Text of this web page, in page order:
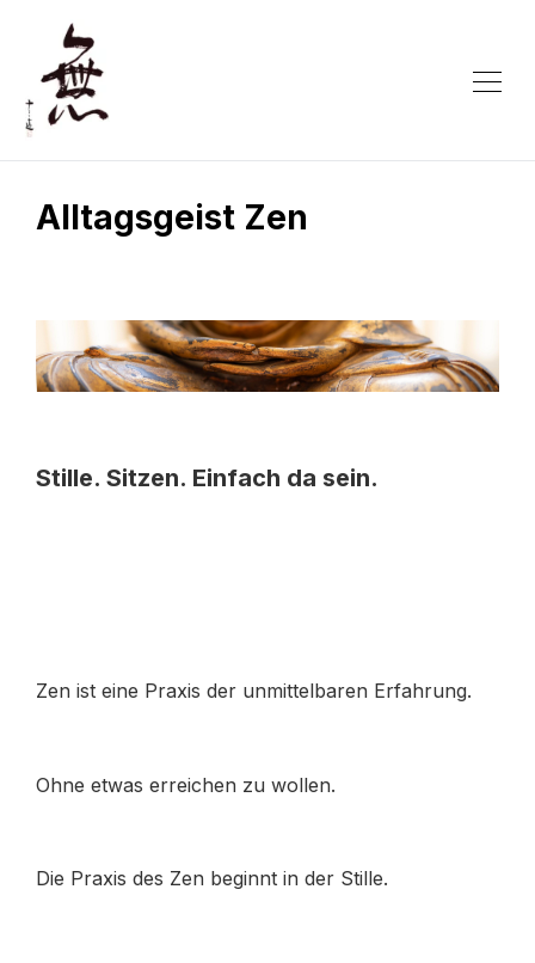
Alltagsgeist Zen
Stille. Sitzen. Einfach da sein.
Zen ist eine Praxis der unmittelbaren Erfahrung.
Ohne etwas erreichen zu wollen.
Die Praxis des Zen beginnt in der Stille.